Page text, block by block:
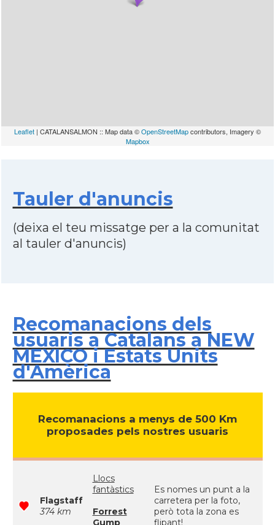
Leaflet | CATALANSALMON :: Map data ©OpenStreetMapcontributors, Imagery ©
Mapbox
Tauler d'anuncis
(deixa el teu missatge per a la comunitat
al tauler d'anuncis)
Recomanacions dels
usuaris a Catalans a NEW
MEXICO i Estats Units
d'Amèrica
Recomanacions a menys de 500 Km
proposades pels nostres usuaris
Flagstaff
374 km
Llocs
fantàstics
Forrest
Gump
Es nomes un punt a la
carretera per la foto,
però tota la zona es
flipant!